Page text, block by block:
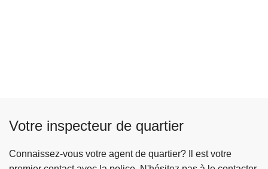
Votre inspecteur de quartier
Connaissez-vous votre agent de quartier? Il est votre